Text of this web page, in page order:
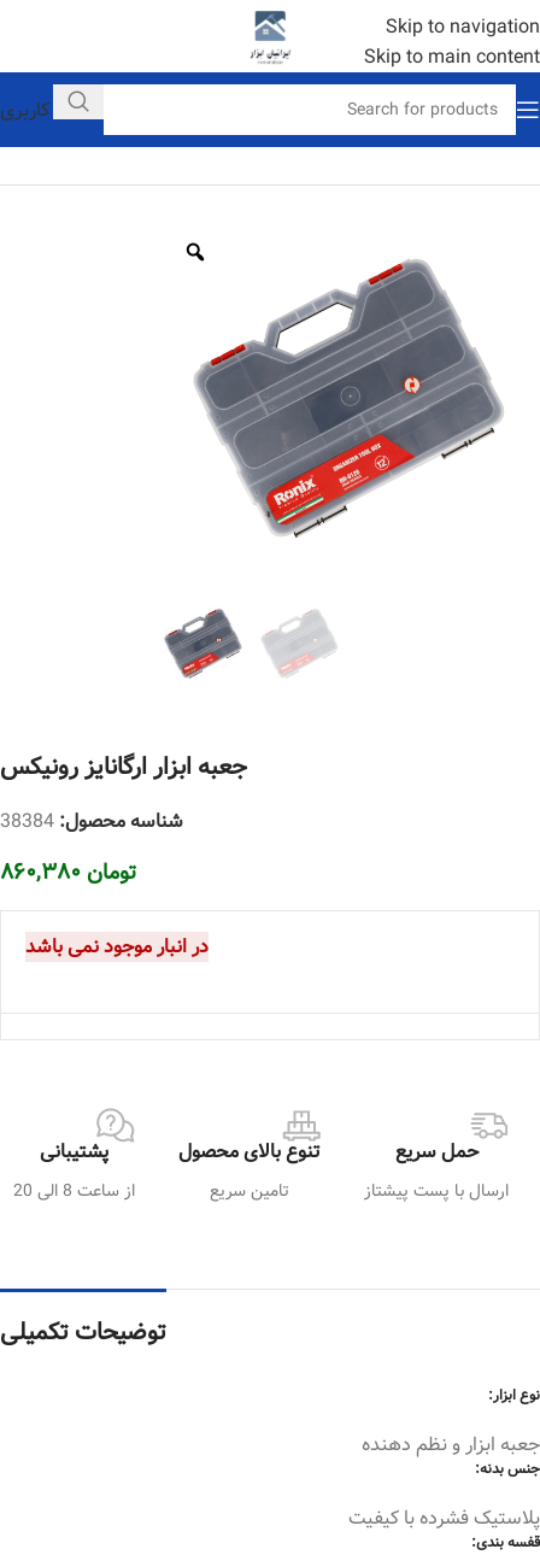
Skip to navigation
Skip to main content
حساب کاربری
خانه
جعبه ابزار ارگانایز رونیکس
شناسه محصول: 38384
تومان
در انبار موجود نمی باشد
حمل سریع
ارسال با پست پیشتاز
تنوع بالای محصول
تامین سریع
پشتیبانی
از ساعت 8 الی 20
توضیحات تکمیلی
نوع ابزار:
جعبه ابزار و نظم دهنده
جنس بدنه:
پلاستیک فشرده با کیفیت
قفسه بندی: